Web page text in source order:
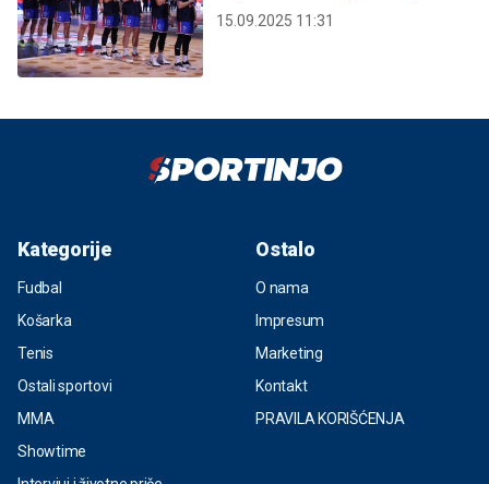
15.09.2025 11:31
Kategorije
Fudbal
Košarka
Tenis
Ostali sportovi
MMA
Showtime
Ostalo
O nama
Impresum
Marketing
Kontakt
PRAVILA KORIŠĆENJA